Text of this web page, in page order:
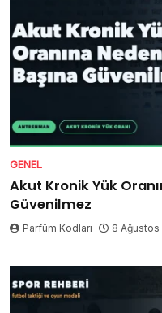
GENEL
Akut Kronik Yük
Güvenilmez
Parfüm Kodları 8 Ağustos